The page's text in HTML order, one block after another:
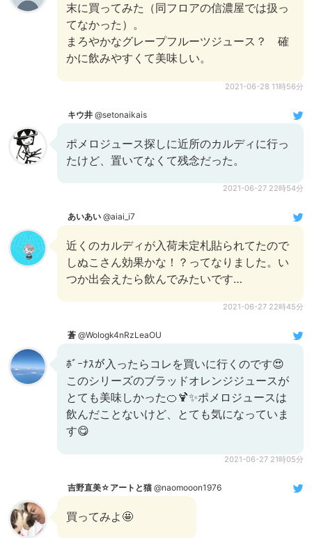
末に買ってみた（同フロアの信濃屋では扱っ
てなかった）。
まろやかなグレープフルーツジュース？ 確
かに飲みやすくて美味しい。
2021-06-28 11時56分
キウ井 @setonaikais
ポメロジュース探しに近所のカルディに行っ
たけど、置いてなくて残念だった。
2021-06-27 22時54分
あいあい @aiai_i7
近くのカルディが入荷未定札貼られてたので
しぬこさん効果かな！？ってなりました。い
つか出会えたら飲んでみたいです…
2021-06-27 22時45分
蒼 @Wologk4nRzLeaOU
ﾎﾞｰﾅｽが入ったらコレを買いに行くのです😍
このシリーズのブラッドオレンジジュースが
とても美味しかった🍊🍹✨ポメロジュースは
飲んだことないけど、とても気になっていま
す😋
2021-06-27 21時05分
吉野直美☆アートと猫 @naomooon1976
買ってみよ🤩